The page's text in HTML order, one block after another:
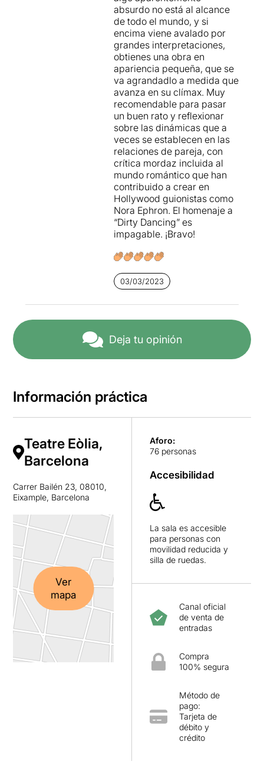
absurdo no está al alcance
de todo el mundo, y si
encima viene avalado por
grandes interpretaciones,
obtienes una obra en
apariencia pequeña, que se
va agrandadlo a medida que
avanza en su clímax. Muy
recomendable para pasar
un buen rato y reflexionar
sobre las dinámicas que a
veces se establecen en las
relaciones de pareja, con
crítica mordaz incluida al
mundo romántico que han
contribuido a crear en
Hollywood guionistas como
Nora Ephron. El homenaje a
“Dirty Dancing” es
impagable. ¡Bravo!
03/03/2023
Deja tu opinión
Información práctica
Teatre Eòlia,
Barcelona
Carrer Bailén 23, 08010,
Eixample, Barcelona
Ver
mapa
Aforo:
76 personas
Accesibilidad
La sala es accesible
para personas con
movilidad reducida y
silla de ruedas.
Canal oficial
de venta de
entradas
Compra
100% segura
Método de
pago:
Tarjeta de
débito y
crédito